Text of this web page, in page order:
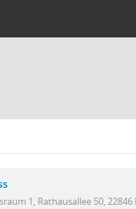
1, Rathausallee 50,